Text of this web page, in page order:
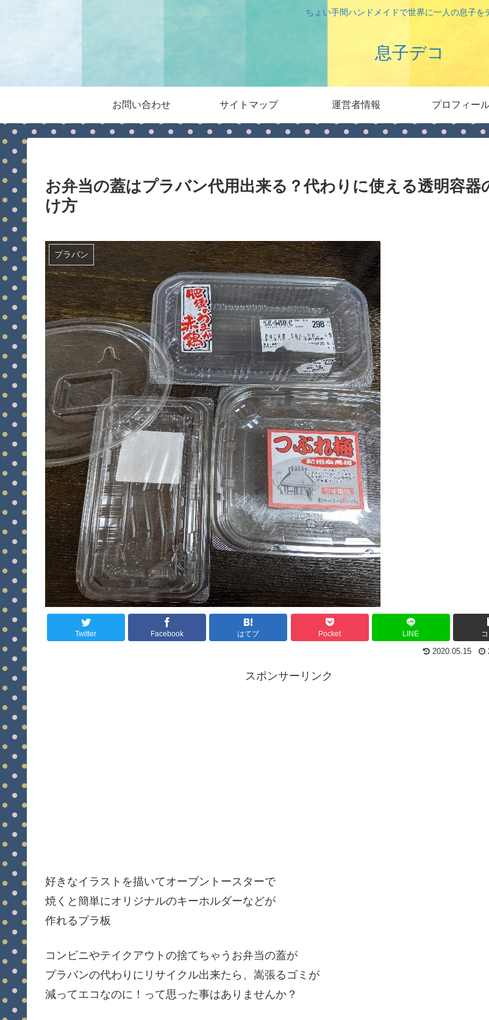
ちょい手間ハンドメイドで世界に一人の息子を
息子デコ
お問い合わせ サイトマップ 運営者情報 プロフィー
お弁当の蓋はプラバン代用出来る？代わりに使える透明容器
け方
プラバン
Twitter Facebook はてブ Pocket LINE
2020.05.15
スポンサーリンク
好きなイラストを描いてオーブントースターで
焼くと簡単にオリジナルのキーホルダーなどが
作れるプラ板
コンビニやテイクアウトの捨てちゃうお弁当の蓋が
プラバンの代わりにリサイクル出来たら、嵩張るゴミが
減ってエコなのに！って思った事はありませんか？